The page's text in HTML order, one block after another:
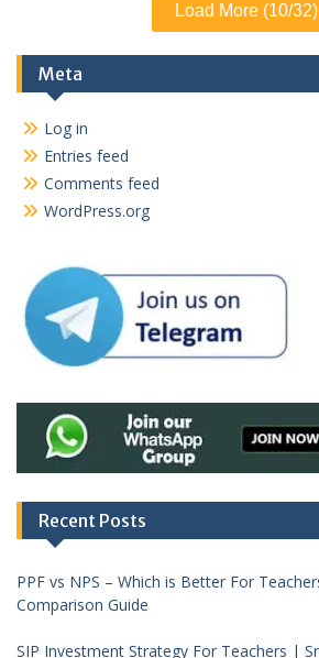
Load More (10/32)
Meta
Log in
Entries feed
Comments feed
WordPress.org
Recent Posts
PPF vs NPS – Which is Better For
Comparison Guide
SIP Investment Strategy For Teachers |